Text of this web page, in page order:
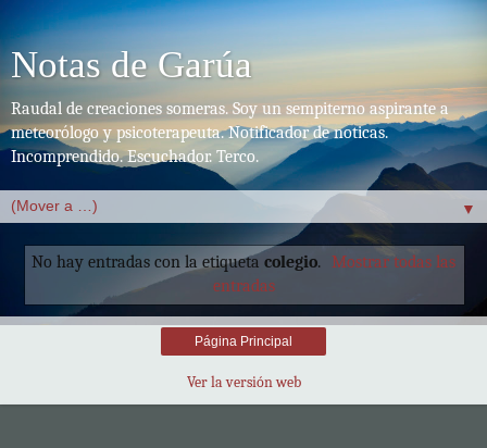
Notas de Garúa
Raudal de creaciones someras. Soy un sempiterno aspirante a
meteorólogo y psicoterapeuta. Notificador de noticas.
Incomprendido. Escuchador. Terco.
▼
No hay entradas con la etiqueta colegio. Mostrar todas las
entradas
Página Principal
Ver la versión web